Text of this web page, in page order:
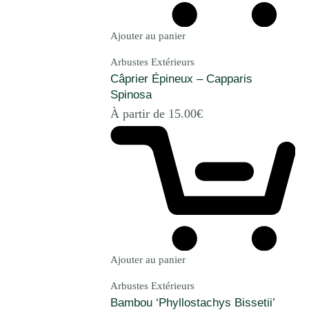
Ajouter au panier
Arbustes Extérieurs
Câprier Épineux – Capparis
Spinosa
À partir de 15.00€
Ajouter au panier
Arbustes Extérieurs
Bambou ‘Phyllostachys Bissetii’